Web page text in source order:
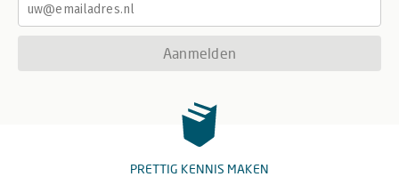
Aanmelden
PRETTIG KENNIS MAKEN